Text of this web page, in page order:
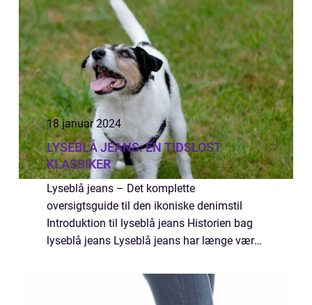
18 januar 2024
LYSEBLÅ JEANS: EN TIDSLOST
KLASSIKER
Lyseblå jeans – Det komplette
oversigtsguide til den ikoniske denimstil
Introduktion til lyseblå jeans Historien bag
lyseblå jeans Lyseblå jeans har længe været
mænd og kvinder over hele verden. Denne